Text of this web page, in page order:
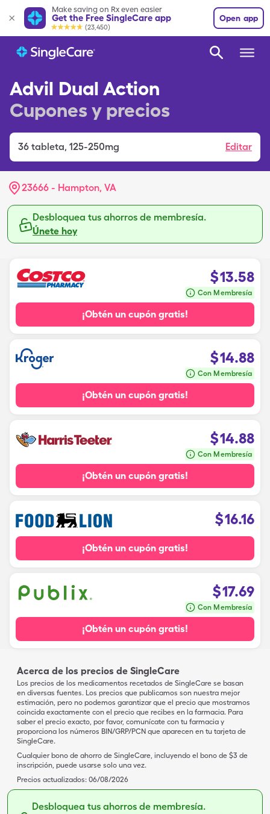
Make saving on Rx even easier
Get the Free SingleCare app
(23,450)
Open app
Advil Dual Action
Cupones y precios
36 tableta, 125-250mg Editar
23666 - Hampton, VA
Desbloquea tus ahorros de membresía.
Únete hoy
$13.58
Con Membresía
¡Obtén un cupón gratis!
$14.88
Con Membresía
¡Obtén un cupón gratis!
$14.88
Con Membresía
¡Obtén un cupón gratis!
$16.16
¡Obtén un cupón gratis!
$17.69
Con Membresía
¡Obtén un cupón gratis!
Acerca de los precios de SingleCare
Los precios de los medicamentos recetados de SingleCare se basan
en diversas fuentes. Los precios que publicamos son nuestra mejor
estimación, pero no podemos garantizar que el precio que mostramos
coincida exactamente con el precio que recibes en la farmacia. Para
saber el precio exacto, por favor, comunícate con tu farmacia y
proporciona los números BIN/GRP/PCN que aparecen en tu tarjeta de
SingleCare.
Cualquier bono de ahorro de SingleCare, incluyendo el bono de $3 de
inscripción, puede usarse solo una vez.
Precios actualizados: 06/08/2026
Desbloquea tus ahorros de membresía.